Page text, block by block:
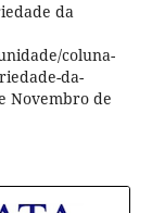
da
coluna-
da-
Novembro de